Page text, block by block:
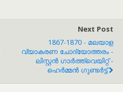
Next Post
1867-1870 - മലയാള
വ്യാകരണ ചോദ്യോത്തരം -
ലിസ്റ്റൻ ഗാർത്ത്‌വെയിറ്റ് -
ഹെർമ്മൻ ഗുണ്ടർട്ട്